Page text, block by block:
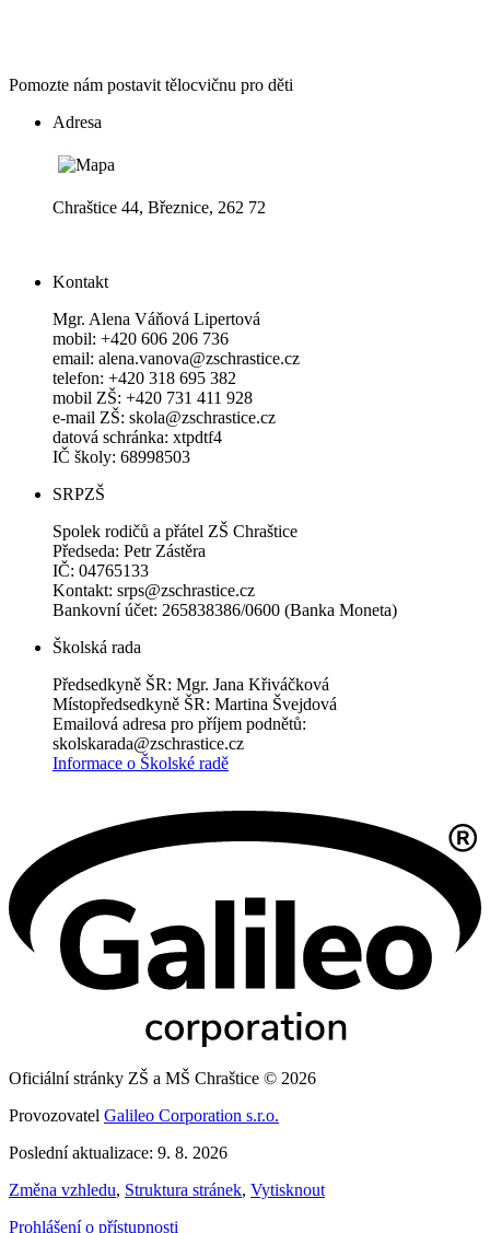
Pomozte nám postavit tělocvičnu pro děti
Adresa
Chraštice 44, Březnice, 262 72
Kontakt
Mgr. Alena Váňová Lipertová
mobil: +420 606 206 736
email: alena.vanova@zschrastice.cz
telefon: +420 318 695 382
mobil ZŠ: +420 731 411 928
e-mail ZŠ: skola@zschrastice.cz
datová schránka: xtpdtf4
IČ školy: 68998503
SRPZŠ
Spolek rodičů a přátel ZŠ Chraštice
Předseda: Petr Zástěra
IČ: 04765133
Kontakt: srps@zschrastice.cz
Bankovní účet: 265838386/0600 (Banka Moneta)
Školská rada
Předsedkyně ŠR: Mgr. Jana Křiváčková
Místopředsedkyně ŠR: Martina Švejdová
Emailová adresa pro příjem podnětů:
skolskarada@zschrastice.cz
Informace o Školské radě
Oficiální stránky ZŠ a MŠ Chraštice © 2026
Provozovatel Galileo Corporation s.r.o.
Poslední aktualizace: 9. 8. 2026
Změna vzhledu, Struktura stránek, Vytisknout
Prohlášení o přístupnosti